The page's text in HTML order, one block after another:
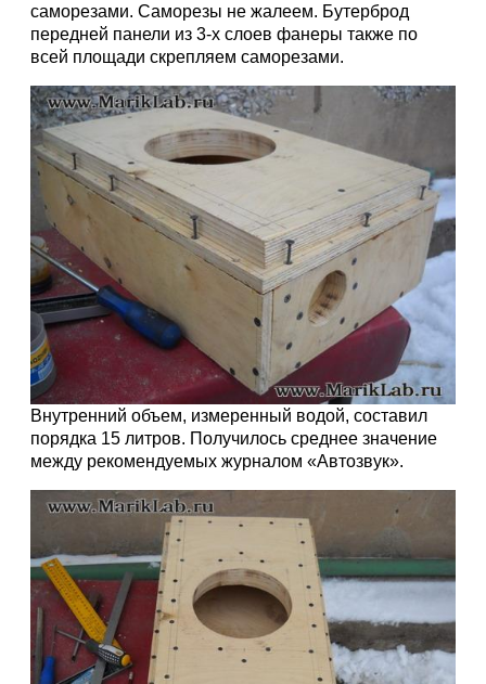
саморезами. Саморезы не жалеем. Бутерброд
передней панели из 3-х слоев фанеры также по
всей площади скрепляем саморезами.
Внутренний объем, измеренный водой, составил
порядка 15 литров. Получилось среднее значение
между рекомендуемых журналом «Автозвук».